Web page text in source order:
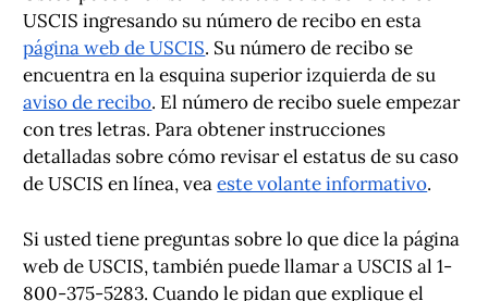
USCIS ingresando su número de recibo en esta
página web de USCIS. Su número de recibo se
encuentra en la esquina superior izquierda de su
aviso de recibo. El número de recibo suele empezar
con tres letras. Para obtener instrucciones
detalladas sobre cómo revisar el estatus de su caso
de USCIS en línea, veaeste volante informativo.
Si usted tiene preguntas sobre lo que dice la página
web de USCIS, también puede llamar a USCIS al 1-
800-375-5283. Cuando le pidan que explique el